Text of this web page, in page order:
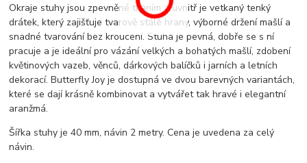
Okraje stuhy jsou zpevněné tkaním a uvnitř je vetkaný tenký
drátek, který zajišťuje tvarově stálé hrany, výborné držení mašlí a
snadné tvarování bez kroucení. Stuha je pevná, dobře se s ní
pracuje a je ideální pro vázání velkých a bohatých mašlí, zdobení
květinových vazeb, věnců, dárkových balíčků i jarních a letních
dekorací. Butterfly Joy je dostupná ve dvou barevných variantách,
které se dají krásně kombinovat a vytvářet tak hravé i elegantní
aranžmá.
Šířka stuhy je 40 mm, návin 2 metry. Cena je uvedena za celý
návin.